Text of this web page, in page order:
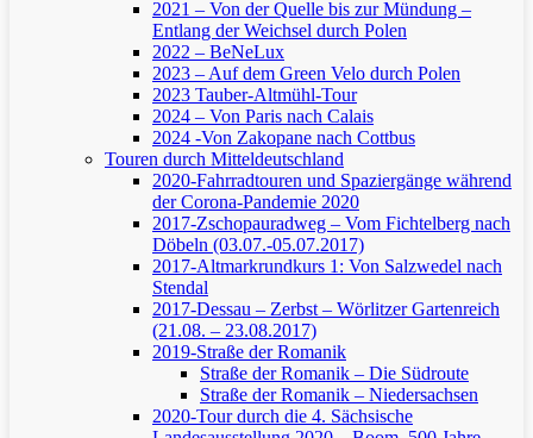
2021 – Von der Quelle bis zur Mündung –
Entlang der Weichsel durch Polen
2022 – BeNeLux
2023 – Auf dem Green Velo durch Polen
2023 Tauber-Altmühl-Tour
2024 – Von Paris nach Calais
2024 -Von Zakopane nach Cottbus
Touren durch Mitteldeutschland
2020-Fahrradtouren und Spaziergänge während
der Corona-Pandemie 2020
2017-Zschopauradweg – Vom Fichtelberg nach
Döbeln (03.07.-05.07.2017)
2017-Altmarkrundkurs 1: Von Salzwedel nach
Stendal
2017-Dessau – Zerbst – Wörlitzer Gartenreich
(21.08. – 23.08.2017)
2019-Straße der Romanik
Straße der Romanik – Die Südroute
Straße der Romanik – Niedersachsen
2020-Tour durch die 4. Sächsische